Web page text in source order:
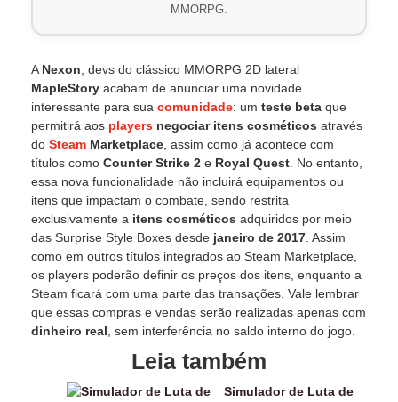
MMORPG.
A Nexon , devs do clássico MMORPG 2D lateral
MapleStory acabam de anunciar uma novidade
interessante para sua comunidade: um teste beta que
permitirá aos players negociar itens cosméticos através
do Steam Marketplace , assim como já acontece com
títulos como Counter Strike 2 e Royal Quest . No entanto,
essa nova funcionalidade não incluirá equipamentos ou
itens que impactam o combate, sendo restrita
exclusivamente a itens cosméticos adquiridos por meio
das Surprise Style Boxes desde janeiro de 2017 . Assim
como em outros títulos integrados ao Steam Marketplace,
os players poderão definir os preços dos itens, enquanto a
Steam ficará com uma parte das transações. Vale lembrar
que essas compras e vendas serão realizadas apenas com
dinheiro real , sem interferência no saldo interno do jogo.
Leia também
Simulador de Luta de